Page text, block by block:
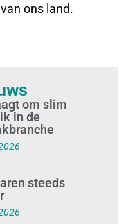
ons land.
om slim
in de
steeds